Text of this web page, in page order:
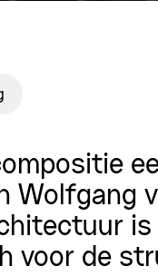
Wolfgang
is
voor de